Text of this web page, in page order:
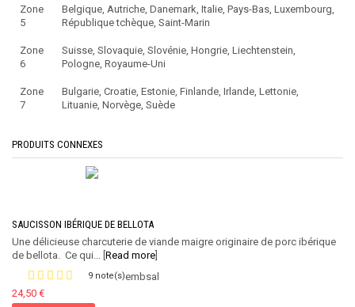
Zone
5
Belgique, Autriche, Danemark, Italie, Pays-Bas, Luxembourg,
République tchèque, Saint-Marin
Zone
6
Suisse, Slovaquie, Slovénie, Hongrie, Liechtenstein,
Pologne, Royaume-Uni
Zone
7
Bulgarie, Croatie, Estonie, Finlande, Irlande, Lettonie,
Lituanie, Norvège, Suède
PRODUITS CONNEXES
SAUCISSON IBÉRIQUE DE BELLOTA
Une délicieuse charcuterie de viande maigre originaire de porc ibérique
de bellota. Ce qui... [ Read more
9 note(s)embsal
24,50 €